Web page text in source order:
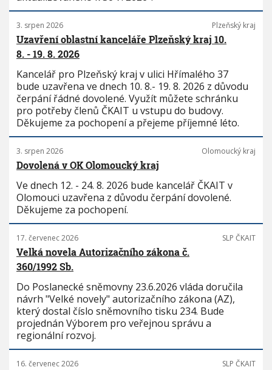
3. srpen 2026 Plzeňský kraj
Uzavření oblastní kanceláře Plzeňský kraj 10.
8. - 19. 8. 2026
Kancelář pro Plzeňský kraj v ulici Hřímalého 37
bude uzavřena ve dnech 10. 8.- 19. 8. 2026 z důvodu
čerpání řádné dovolené. Využít můžete schránku
pro potřeby členů ČKAIT u vstupu do budovy.
Děkujeme za pochopení a přejeme příjemné léto.
3. srpen 2026 Olomoucký kraj
Dovolená v OK Olomoucký kraj
Ve dnech 12. - 24. 8. 2026 bude kancelář ČKAIT v
Olomouci uzavřena z důvodu čerpání dovolené.
Děkujeme za pochopení.
17. červenec 2026 SLP ČKAIT
Velká novela Autorizačního zákona č.
360/1992 Sb.
Do Poslanecké sněmovny 23.6.2026 vláda doručila
návrh "Velké novely" autorizačního zákona (AZ),
který dostal číslo sněmovního tisku 234. Bude
projednán Výborem pro veřejnou správu a
regionální rozvoj.
16. červenec 2026 SLP ČKAIT